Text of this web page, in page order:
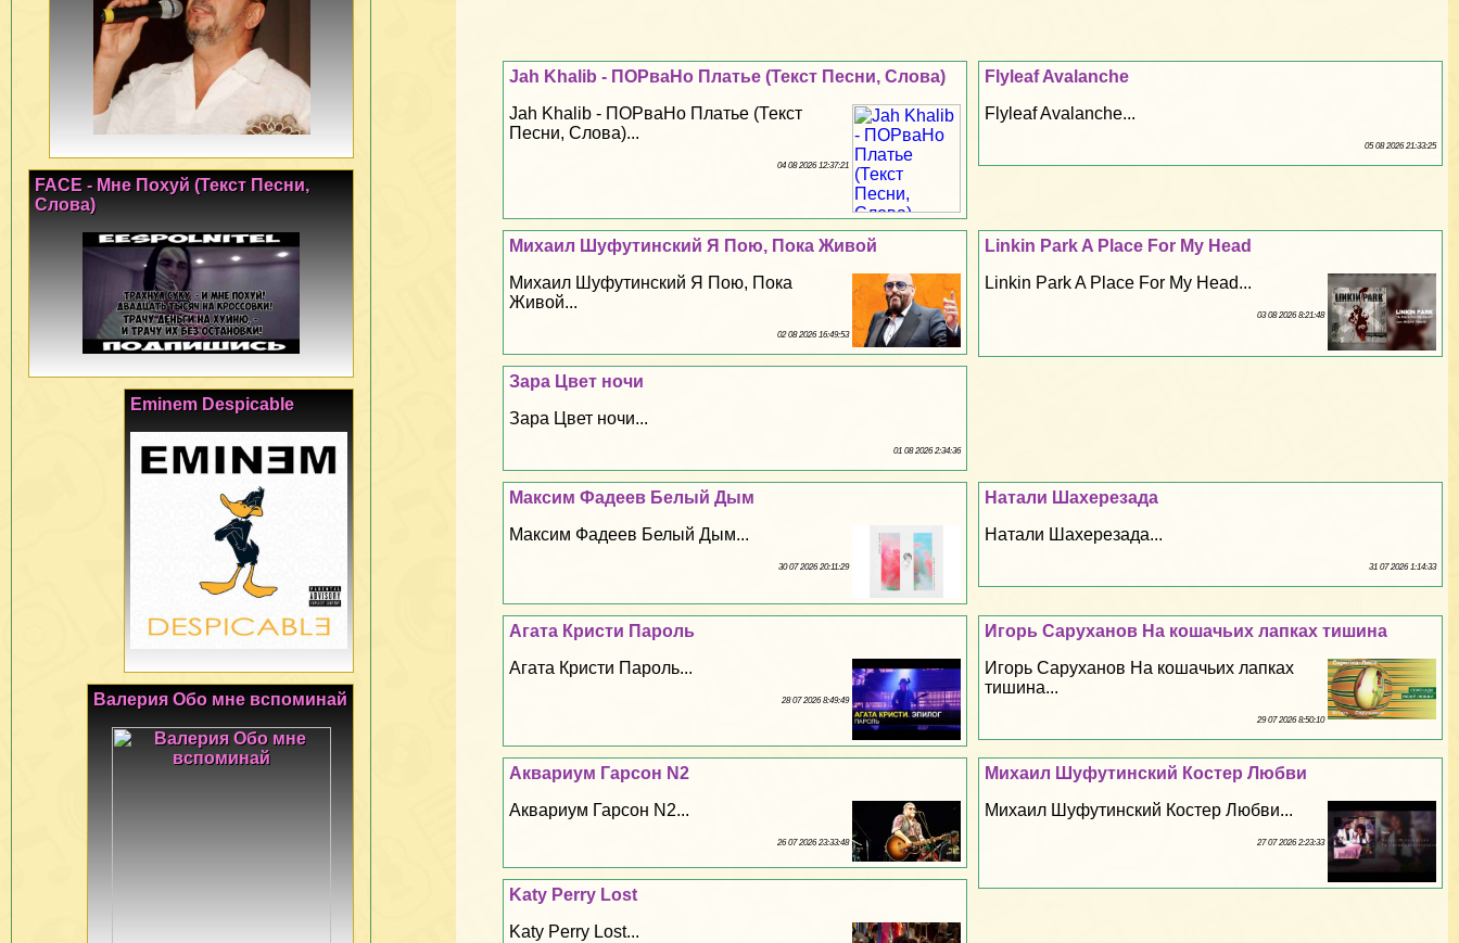
Flyleaf Avalanche
Flyleaf Avalanche...
05 08 2026 21:33:25
Jah Khalib - ПОРваНо Платье (Текст Песни, Слова)
Jah Khalib - ПОРваНо Платье (Текст
Песни, Слова)...
04 08 2026 12:37:21
Linkin Park A Place For My Head
Linkin Park A Place For My Head...
03 08 2026 8:21:48
Михаил Шуфутинский Я Пою, Пока Живой
Михаил Шуфутинский Я Пою, Пока
Живой...
02 08 2026 16:49:53
Зара Цвет ночи
Зара Цвет ночи...
01 08 2026 2:34:36
Натали Шахерезада
Натали Шахерезада...
31 07 2026 1:14:33
Максим Фадеев Белый Дым
Максим Фадеев Белый Дым...
30 07 2026 20:11:29
Игорь Саруханов На кошачьих лапках тишина
Игорь Саруханов На кошачьих лапках
тишина...
29 07 2026 8:50:10
Агата Кристи Пароль
Агата Кристи Пароль...
28 07 2026 8:49:49
Михаил Шуфутинский Костер Любви
Михаил Шуфутинский Костер Любви...
27 07 2026 2:23:33
Аквариум Гарсон N2
Аквариум Гарсон N2...
26 07 2026 23:33:48
Katy Perry Lost
Katy Perry Lost...
FACE - Мне Похуй (Текст Песни,
Слова)
Eminem Despicable
Валерия Обо мне вспоминай